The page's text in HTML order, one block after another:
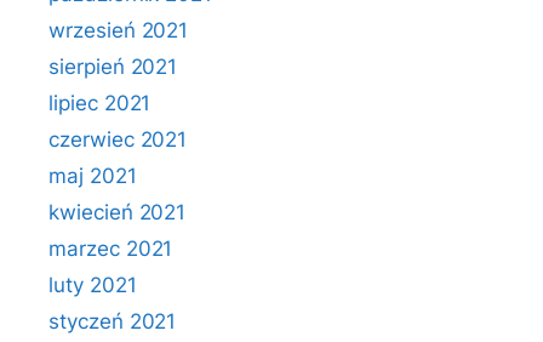
wrzesień 2021
sierpień 2021
lipiec 2021
czerwiec 2021
maj 2021
kwiecień 2021
marzec 2021
luty 2021
styczeń 2021